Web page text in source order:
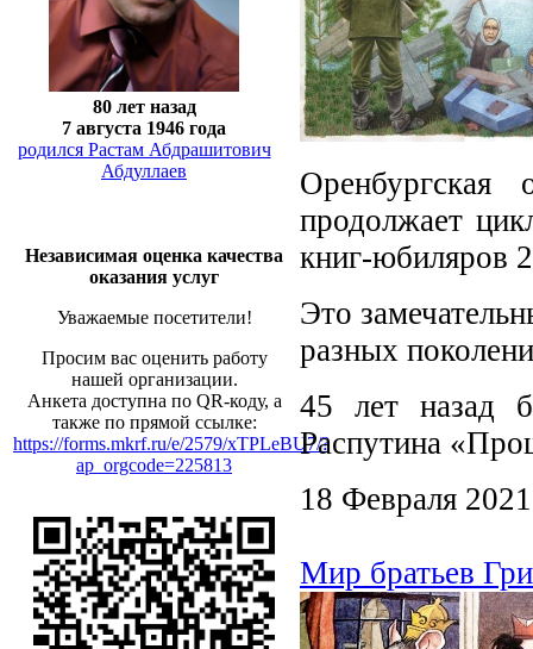
80 лет назад
7 августа 1946 года
родился Растам Абдрашитович
Абдуллаев
Независимая оценка качества
оказания услуг
Уважаемые посетители!
Просим вас оценить работу
нашей организации.
Анкета доступна по QR-коду, а
также по прямой ссылке:
https://forms.mkrf.ru/e/2579/xTPLeBU7/?
ap_orgcode=225813
продолжает
книг-юбиляров
Это
разных
45 лет назад
Распутина
18 Февраля 2021
Мир братьев